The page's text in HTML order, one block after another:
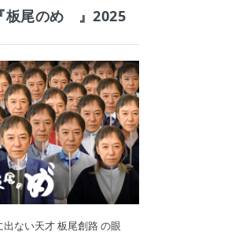
板尾のめ゙』2025
ない天才 板尾創路 の眼